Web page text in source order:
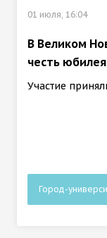
01 июля, 16:04
В Великом
честь
Участие
Город-